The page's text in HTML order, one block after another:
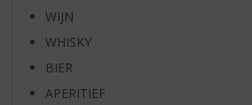
WIJN
WHISKY
BIER
APERITIEF